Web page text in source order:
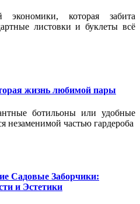
которая забита
листовки и буклеты всё
жизнь любимой пары
ботильоны или удобные
незаменимой частью гардероба
Садовые Заборчики:
и Эстетики